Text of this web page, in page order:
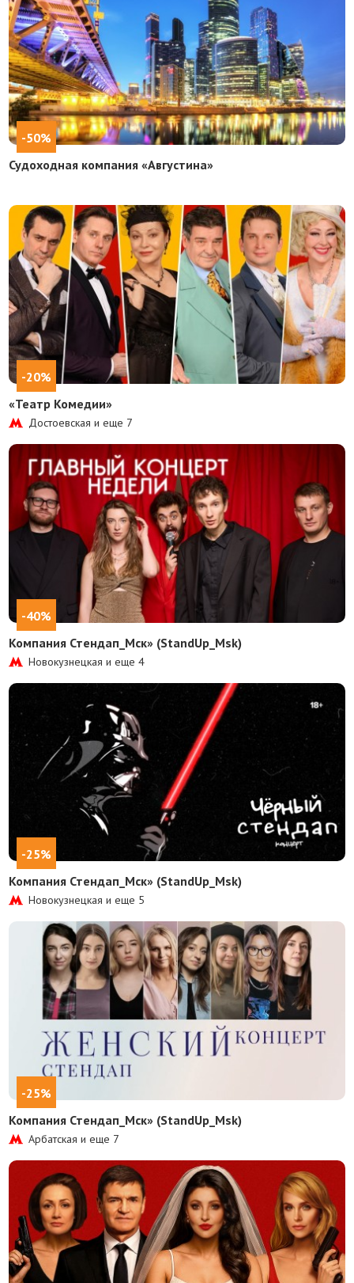
-50%
Судоходная компания «Августина»
-20%
«Театр Комедии»
Достоевская и еще 7
-40%
Компания Стендап_Мск» (StandUp_Msk)
Новокузнецкая и еще4
-25%
Компания Стендап_Мск» (StandUp_Msk)
Новокузнецкая и еще 5
-25%
Компания Стендап_Мск» (StandUp_Msk)
Арбатская и еще 7